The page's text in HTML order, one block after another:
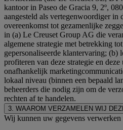
kantoor in Paseo de Gracia 9, 2º,
aangesteld als vertegenwoordiger in
overeenkomst tot gezamenlijke
in (a) Le Creuset Group AG die
algemene strategie met betrekking
gepersonaliseerde klantervaring; (b)
profiteren van deze strategie en
onafhankelijk
lokaal niveau (binnen een bepaald
beheerders die nodig zijn om de
rechten af te handelen.
3. WAAROM VERZAMELEN WIJ
Wij kunnen uw gegevens